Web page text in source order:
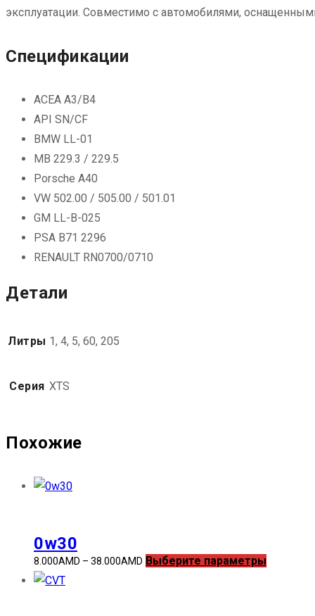
эксплуатации. Совместимо с автомобилями,
Спецификации
ACEA A3/B4
API SN/CF
BMW LL-01
MB 229.3 / 229.5
Porsche A40
VW 502.00 / 505.00 / 501.01
GM LL-B-025
PSA B71 2296
RENAULT RN0700/0710
Детали
Литры 1, 4, 5, 60, 205
Серия XTS
Похожие
0w30
8.000AMD – 38.000AMD Диапазон
Выберите параметры